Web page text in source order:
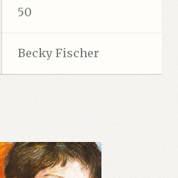
50
Becky Fischer